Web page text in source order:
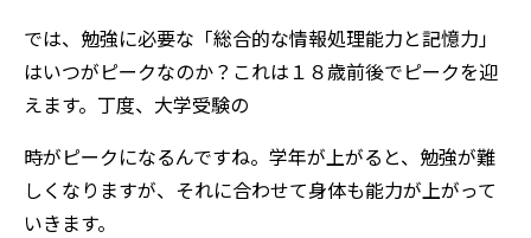
では、勉強に必要な「総合的な情報処理能力と記憶力」
はいつがピークなのか？これは１８歳前後でピークを迎
えます。丁度、大学受験の
時がピークになるんですね。学年が上がると、勉強が難
しくなりますが、それに合わせて身体も能力が上がって
いきます。